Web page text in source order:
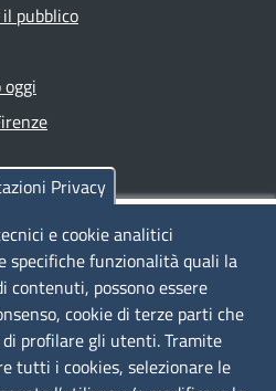
pubblico
Privacy
e cookie analitici
specifiche funzionalità quali la
contenuti, possono essere
cookie di terze parti che
profilare gli utenti. Tramite
tutti i cookies, selezionare le